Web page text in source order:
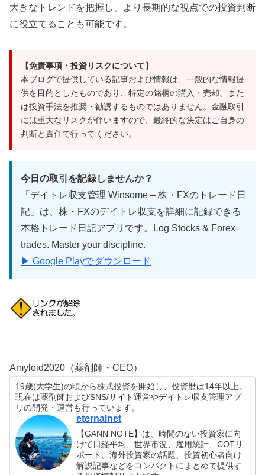
大きなトレンドを把握し、より長期的な視点での投資判断
に役立てることも可能です。
【免責事項・投資リスクについて】
本ブログで提供している記事および情報は、一般的な情報提
供を目的としたものであり、特定の銘柄の購入・売却、また
は投資手法を推奨・勧誘するものではありません。金融取引
には重大なリスクが伴いますので、最終的な決定はご自身の
判断と責任で行ってください。
今日の取引を記録しませんか？
「デイトレ収支管理 Winsome – 株・FXのトレード日
記」は、株・FXのデイトレ収支を詳細に記録できる
本格トレード日記アプリです。Log Stocks & Forex
trades. Master your discipline.
▶ Google Playでダウンロード
Amyloid2020（薬剤師・CEO）
19歳(大学生)の頃から株式投資を開始し、投資歴は14年以上。
現在は薬剤師およびSNS/サイト運営やデイトレ収支管理アプ
リの開発・運営も行っています。
eternalnet
【GANN NOTE】は、時間のない投資家に向
けて日経平均、世界市況、雇用統計、COTリ
ポート、海外投資家の話題、投資初心者向け
解説記事などをコンパクトにまとめて提供す